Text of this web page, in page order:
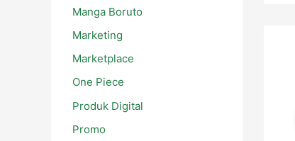
Manga Boruto
Marketing
Marketplace
One Piece
Produk Digital
Promo